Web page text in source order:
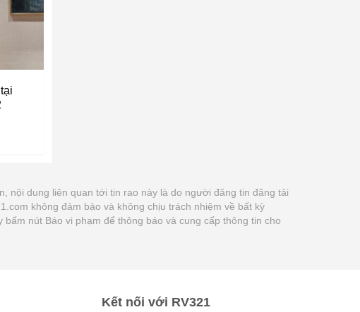
nội dung liên quan tới tin rao này là do người đăng tin đăng tải
không đảm bảo và không chịu trách nhiệm về bất kỳ
nút Báo vi phạm để thông báo và cung cấp thông tin cho
Kết nối với RV321